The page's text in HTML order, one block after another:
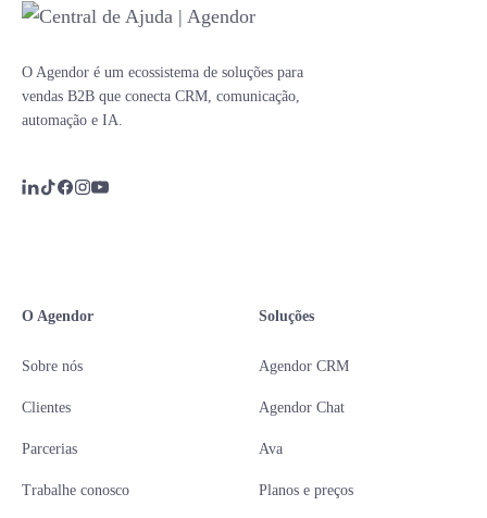
O Agendor é um ecossistema de soluções para
vendas B2B que conecta CRM, comunicação,
automação e IA.
O Agendor
Sobre nós
Clientes
Parcerias
Trabalhe conosco
Soluções
Agendor CRM
Agendor Chat
Ava
Planos e preços